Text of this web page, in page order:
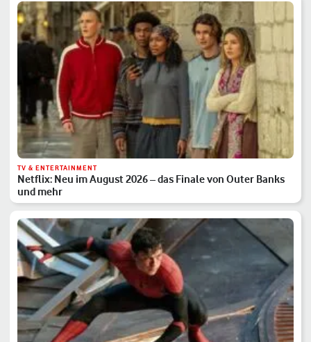
TV & ENTERTAINMENT
Netflix: Neu im August 2026 – das Finale von Outer Banks
und mehr